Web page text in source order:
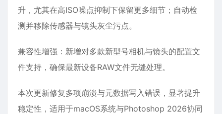
升，尤其在高ISO噪点抑制下保留更多细节；自动检
测并移除传感器与镜头灰尘污点。
兼容性增强‌：新增对多款新型号相机与镜头的配置文
件支持，确保最新设备RAW文件无缝处理。
本次更新修复多项崩溃与元数据写入错误，显著提升
稳定性，适用于macOS系统与Photoshop 2026协同